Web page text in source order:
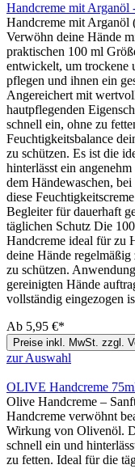
Handcreme mit Arganöl
Handcreme mit Arganöl
Verwöhn deine Hände
praktischen 100 ml
entwickelt, um trockene
pflegen und ihnen ein
Angereichert mit
hautpflegenden
schnell ein, ohne zu
Feuchtigkeitsbalance
zu schützen. Es ist die
hinterlässt ein
dem Händewaschen,
diese
Begleiter für dauerhaft
täglichen Schutz Die
Handcreme ideal für zu
deine Hände
zu schützen.
gereinigten Hände
vollständig eingezogen
Ab 5,95 €*
Preise inkl. MwSt. zzgl.
zur Auswahl
OLIVE Handcreme
Olive Handcreme –
Handcreme verwöhnt
Wirkung von Olivenöl.
schnell ein und
zu fetten. Ideal für die